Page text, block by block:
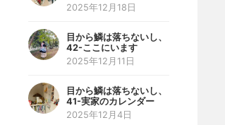
2025年12月18日
目から鱗は落ちないし、
42-ここにいます
2025年12月11日
目から鱗は落ちないし、
41-実家のカレンダー
2025年12月4日